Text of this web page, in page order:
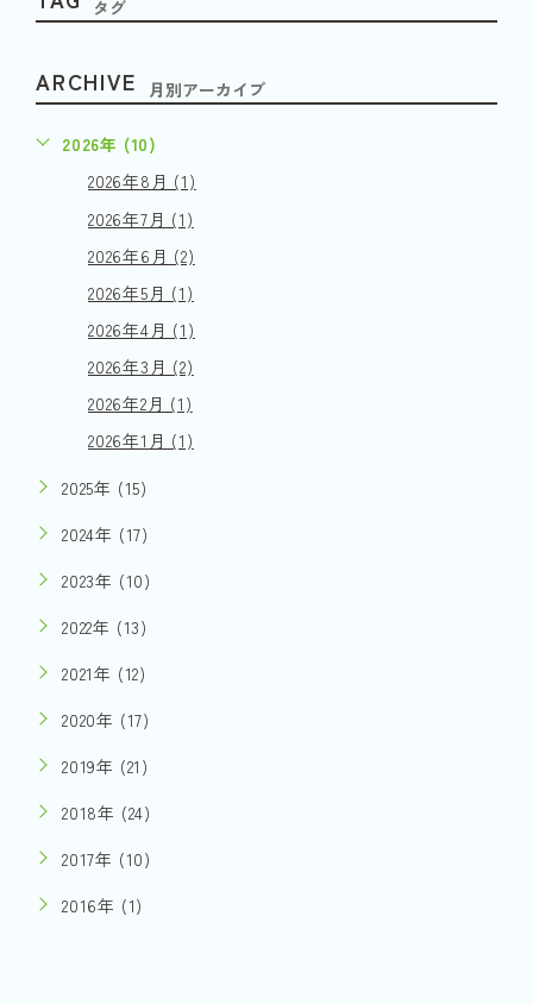
タグ
ARCHIVE 月別アーカイブ
2026年 (10)
2026年8月 (1)
2026年7月 (1)
2026年6月 (2)
2026年5月 (1)
2026年4月 (1)
2026年3月 (2)
2026年2月 (1)
2026年1月 (1)
2025年 (15)
2024年 (17)
2023年 (10)
2022年 (13)
2021年 (12)
2020年 (17)
2019年 (21)
2018年 (24)
2017年 (10)
2016年 (1)